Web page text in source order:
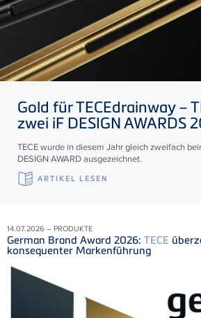
Gold fürTECEdrainway –
zwei iF DESIGN AWARDS
TECE wurde in diesem Jahr gleich zweifach
DESIGN AWARD ausgezeichnet.
ARTIKEL LESEN
14.07.2026 – PRODUKTE
German Brand Award 2026: TECE
konsequenter Markenführung